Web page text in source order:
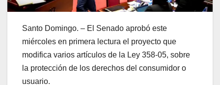
Santo Domingo. – El Senado aprobó este
miércoles en primera lectura el proyecto que
modifica varios artículos de la Ley 358-05, sobre
la protección de los derechos del consumidor o
usuario.